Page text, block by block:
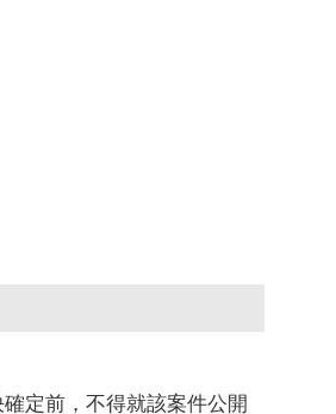
定前，不得就該案件公開